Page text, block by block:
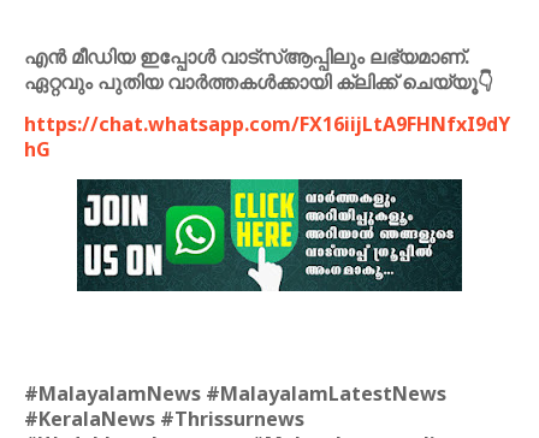
എൻ മീഡിയ ഇപ്പോൾ വാട്സ്ആപ്പിലും ലഭ്യമാണ്.
ഏറ്റവും പുതിയ വാർത്തകൾക്കായി ക്ലിക്ക് ചെയ്യൂ👇
https://chat.whatsapp.com/FX16iijLtA9FHNfxI9dY
hG
#MalayalamNews #MalayalamLatestNews
#KeralaNews #Thrissurnews